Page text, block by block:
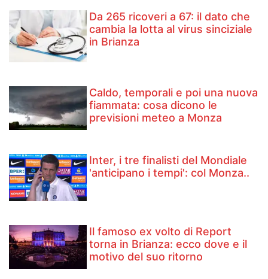
Da 265 ricoveri a 67: il dato che
cambia la lotta al virus sinciziale
in Brianza
Caldo, temporali e poi una nuova
fiammata: cosa dicono le
previsioni meteo a Monza
Inter, i tre finalisti del Mondiale
'anticipano i tempi': col Monza..
Il famoso ex volto di Report
torna in Brianza: ecco dove e il
motivo del suo ritorno